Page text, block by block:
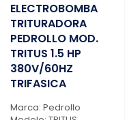
ELECTROBOMBA
TRITURADORA
PEDROLLO MOD.
TRITUS 1.5 HP
380V/60HZ
TRIFASICA
Marca: Pedrollo